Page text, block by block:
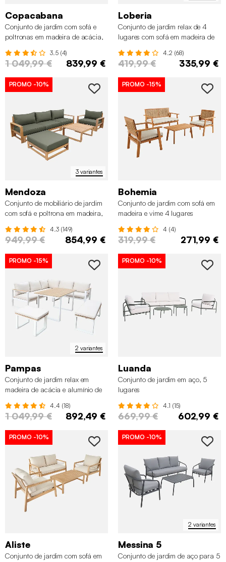
Copacabana
Conjunto de jardim com sofá e
poltronas em madeira de acácia,
3.5 (4)
1 049,99 € 839,99 €
Loberia
Conjunto de jardim relax de 4
lugares com sofá em madeira de
4.2 (68)
419,99 € 335,99 €
3 variantes
PROMO -10%
Mendoza
Conjunto de mobiliário de jardim
com sofá e poltrona em madeira,
4.3 (149)
949,99 € 854,99 €
PROMO -15%
Bohemia
Conjunto de jardim com sofá em
madeira e vime 4 lugares
4 (4)
319,99 € 271,99 €
2 variantes
PROMO -15%
Pampas
Conjunto de jardim relax em
madeira de acácia e alumínio de
4.4 (18)
1 049,99 € 892,49 €
PROMO -10%
Luanda
Conjunto de jardim em aço, 5
lugares
4.1 (15)
669,99 € 602,99 €
PROMO -10%
Aliste
Conjunto de jardim com sofá em
2 variantes
PROMO -10%
Messina 5
Conjunto de jardim de aço para 5